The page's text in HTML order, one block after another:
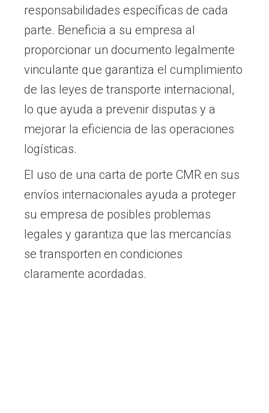
responsabilidades específicas de cada
parte. Beneficia a su empresa al
proporcionar un documento legalmente
vinculante que garantiza el cumplimiento
de las leyes de transporte internacional,
lo que ayuda a prevenir disputas y a
mejorar la eficiencia de las operaciones
logísticas.
El uso de una carta de porte CMR en sus
envíos internacionales ayuda a proteger
su empresa de posibles problemas
legales y garantiza que las mercancías
se transporten en condiciones
claramente acordadas.